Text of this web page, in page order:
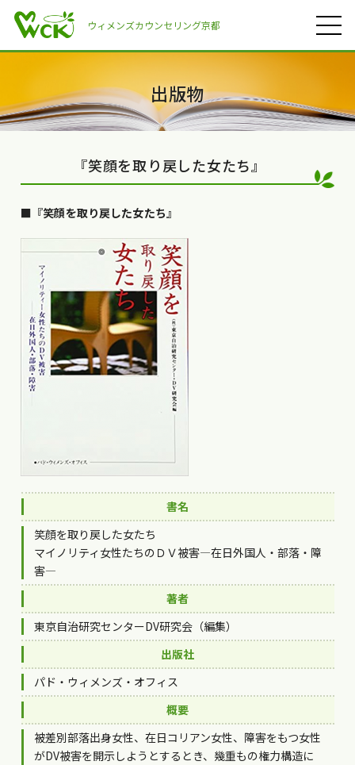
ウィメンズカウンセリング京都
出版物
『笑顔を取り戻した女たち』
■『笑顔を取り戻した女たち』
書名
笑顔を取り戻した女たち
マイノリティ女性たちのＤＶ被害―在日外国人・部落・障
害―
著者
東京自治研究センターDV研究会（編集）
出版社
パド・ウィメンズ・オフィス
概要
被差別部落出身女性、在日コリアン女性、障害をもつ女性
がDV被害を開示しようとするとき、幾重もの権力構造に